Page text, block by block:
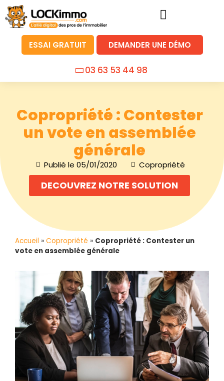
ESSAI GRATUIT DEMANDER UNE DÉMO
03 63 53 44 98
Copropriété : Contester
un vote en assemblée
générale
Publié le 05/01/2020 Copropriété
DECOUVREZ NOTRE SOLUTION
Accueil » Copropriété » Copropriété : Contester un
vote en assemblée générale